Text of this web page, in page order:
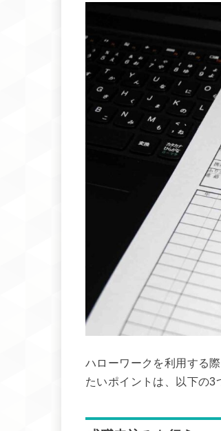
ハローワークを利用する
たいポイントは、以下の3